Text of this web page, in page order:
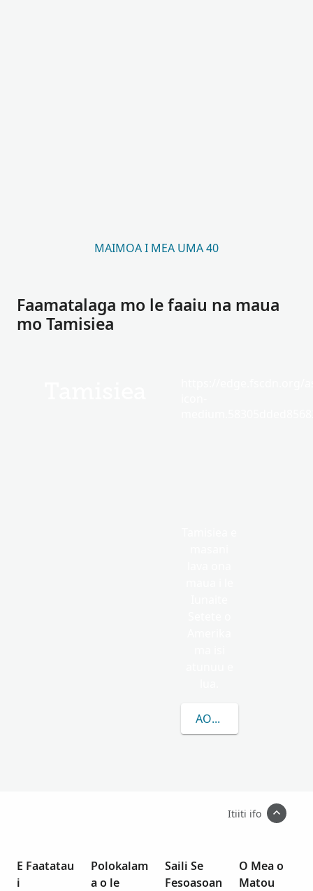
MAIMOA I MEA UMA 40
Faamatalaga mo le faaiu na maua
mo Tamisiea
AOAO ATILI E UIGA I
Itiiti ifo
E Faatatau
i
Polokalam
a o le
Saili Se
Fesoasoan
O Mea o
Matou